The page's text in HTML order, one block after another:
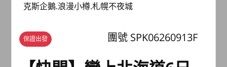
克斯企鵝.浪漫小樽.札幌不夜城
保證出發 團號 SPK06260913F